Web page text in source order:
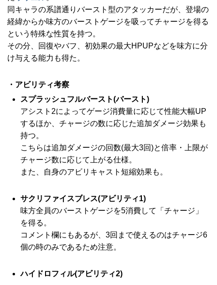
同キャラの系譜通りバースト型のアタッカーだが、登場の
経緯からか味方のバーストゲージを吸ってチャージを得る
という特殊な性質を持つ。
その分、回復やバフ、初効果の最大HPUPなどを味方に分
け与える能力も得た。
・アビリティ考察
スプラッシュフルバースト(バースト)
アシスト2によってゲージ消費量に応じて性能大幅UP
するほか、チャージの数に応じた追加ダメージ効果も
持つ。
こちらは追加ダメージの回数(最大3回)と倍率・上限が
チャージ数に応じて上がる仕様。
また、自身のアビリキャスト短縮効果も。
サクリファイスブレス(アビリティ1)
味方全員のバーストゲージを5消費して「チャージ」
を得る。
コメント欄にもあるが、3回まで使えるのはチャージ6
個の時のみであるため注意。
ハイドロフィル(アビリティ2)